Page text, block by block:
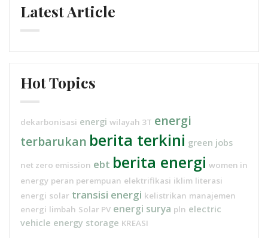
Latest Article
Hot Topics
dekarbonisasi energi wilayah 3T energi
terbarukan berita terkini green jobs
net zero emission ebt berita energi women in
energy peran perempuan elektrifikasi iklim literasi
energi solar transisi energi kelistrikan manajemen
energi limbah Solar PV energi surya pln electric
vehicle energy storage KREASI